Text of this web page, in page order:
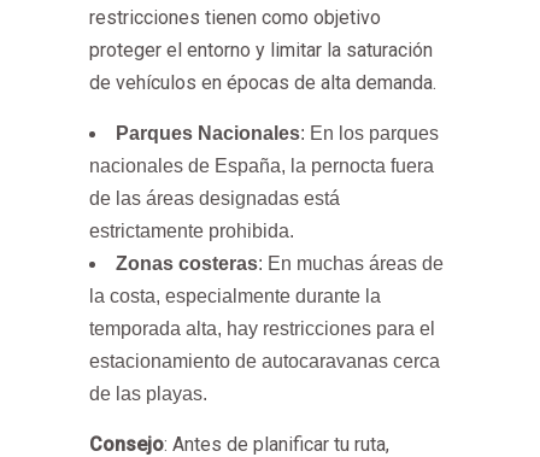
restricciones tienen como objetivo
proteger el entorno y limitar la saturación
de vehículos en épocas de alta demanda.
Parques Nacionales: En los parques
nacionales de España, la pernocta fuera
de las áreas designadas está
estrictamente prohibida.
Zonas costeras: En muchas áreas de
la costa, especialmente durante la
temporada alta, hay restricciones para el
estacionamiento de autocaravanas cerca
de las playas.
Consejo: Antes de planificar tu ruta,